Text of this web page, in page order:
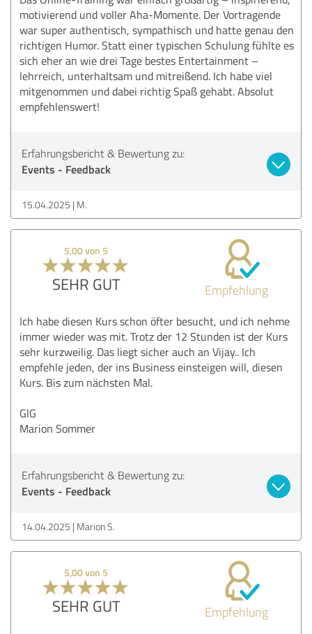
motivierend und voller Aha-Momente. Der Vortragende
war super authentisch, sympathisch und hatte genau den
richtigen Humor. Statt einer typischen Schulung fühlte es
sich eher an wie drei Tage bestes Entertainment –
lehrreich, unterhaltsam und mitreißend. Ich habe viel
mitgenommen und dabei richtig Spaß gehabt. Absolut
empfehlenswert!
Erfahrungsbericht & Bewertung zu:
Events - Feedback
15.04.2025 M.
5,00 von 5
SEHR GUT Empfehlung
Ich habe diesen Kurs schon öfter besucht, und ich nehme
immer wieder was mit. Trotz der 12 Stunden ist der Kurs
sehr kurzweilig. Das liegt sicher auch an Vijay.. Ich
empfehle jeden, der ins Business einsteigen will, diesen
Kurs. Bis zum nächsten Mal.
GlG
Marion Sommer
Erfahrungsbericht & Bewertung zu:
Events - Feedback
14.04.2025 Marion S.
5,00 von 5
SEHR GUT Empfehlung